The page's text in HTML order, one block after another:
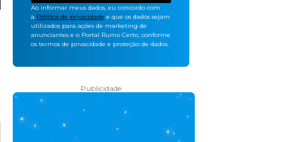
Ao informar meus dados, eu concordo com
a Política de privacidade e que os dados sejam
utilizados para ações de marketing de
anunciantes e o Portal Rumo Certo, conforme
os termos de privacidade e proteção de dados.
Publicidade